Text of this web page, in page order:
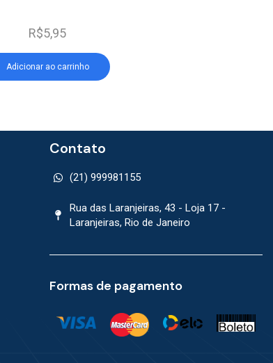
R$5,95
Adicionar ao carrinho
Contato
(21) 999981155
Rua das Laranjeiras, 43 - Loja 17 -
Laranjeiras, Rio de Janeiro
Formas de pagamento